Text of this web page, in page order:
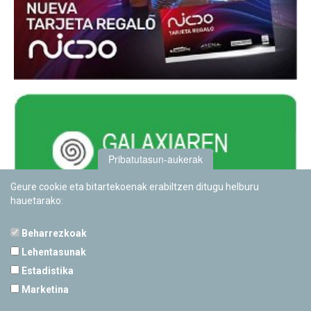
Pribatutasun-aukerak
Geure cookie eta bitartekoenak erabiltzen ditugu helburu
hauetarako:
Beharrezkoak
Lehentasunak
Estadistika
Marketina